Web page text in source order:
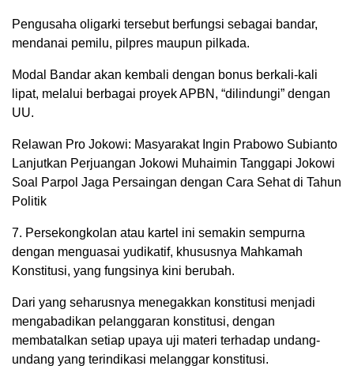
Pengusaha oligarki tersebut berfungsi sebagai bandar,
mendanai pemilu, pilpres maupun pilkada.
Modal Bandar akan kembali dengan bonus berkali-kali
lipat, melalui berbagai proyek APBN, “dilindungi” dengan
UU.
Relawan Pro Jokowi: Masyarakat Ingin Prabowo Subianto
Lanjutkan Perjuangan Jokowi Muhaimin Tanggapi Jokowi
Soal Parpol Jaga Persaingan dengan Cara Sehat di Tahun
Politik
7. Persekongkolan atau kartel ini semakin sempurna
dengan menguasai yudikatif, khususnya Mahkamah
Konstitusi, yang fungsinya kini berubah.
Dari yang seharusnya menegakkan konstitusi menjadi
mengabadikan pelanggaran konstitusi, dengan
membatalkan setiap upaya uji materi terhadap undang-
undang yang terindikasi melanggar konstitusi.